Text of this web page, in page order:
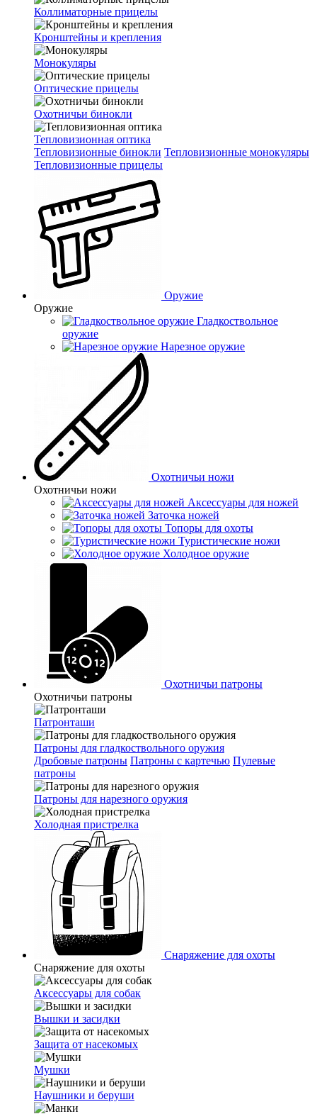
Коллиматорные прицелы
Кронштейны и крепления
Монокуляры
Оптические прицелы
Охотничьи бинокли
Тепловизионная оптика
Тепловизионные бинокли Тепловизионные монокуляры
Тепловизионные прицелы
Оружие
Оружие
Гладкоствольное
оружие
Нарезное оружие
Охотничьи ножи
Охотничьи ножи
Аксессуары для ножей
Заточка ножей
Топоры для охоты
Туристические ножи
Холодное оружие
Охотничьи патроны
Охотничьи патроны
Патронташи
Патроны для гладкоствольного оружия
Дробовые патроны Патроны с картечью Пулевые
патроны
Патроны для нарезного оружия
Холодная пристрелка
Снаряжение для охоты
Снаряжение для охоты
Аксессуары для собак
Вышки и засидки
Защита от насекомых
Мушки
Наушники и беруши